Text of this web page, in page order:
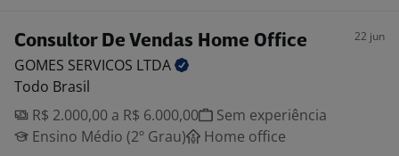
Consultor De Vendas Home Office 22 jun
GOMES SERVICOS LTDA
Todo Brasil
R$ 2.000,00 a R$ 6.000,00
Sem experiência
Ensino Médio (2º Grau)
Home office